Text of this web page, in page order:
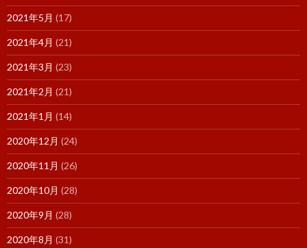
2021年5月 (17)
2021年4月 (21)
2021年3月 (23)
2021年2月 (21)
2021年1月 (14)
2020年12月 (24)
2020年11月 (26)
2020年10月 (28)
2020年9月 (28)
2020年8月 (31)